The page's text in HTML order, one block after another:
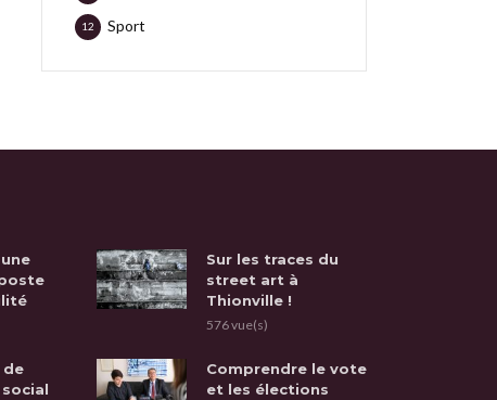
Sport
12
Sur les traces du
street art à
Thionville !
576 vue(s)
de
Comprendre le vote
et les élections